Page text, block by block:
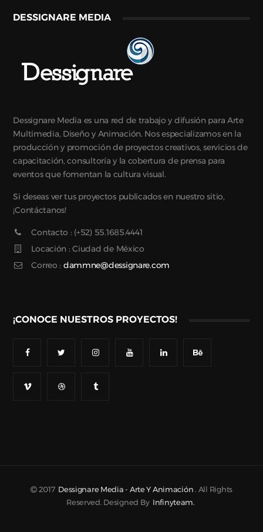
DESSIGNARE MEDIA
Dessignare Media es una red de trabajo y difusión para Arte
Multimedia, Diseño y Animación. Nos especializamos en la
producción y promoción de proyectos creativos, servicios de
capacitación, consultoría y la cobertura de prensa para
eventos que fomentan la cultura visual.
Si deseas ver tus proyectos publicados en nuestro sitio,
¡Contáctanos!
Contacto : (+52) 55.1685.4441
Locación : Ciudad de México
Correo : dammne@dessignare.com
¡CONOCE NUESTROS PROYECTOS!
2017 Dessignare Media - Arte Y Animación
. All Rights
Reserved. Designed By Infinyteam.